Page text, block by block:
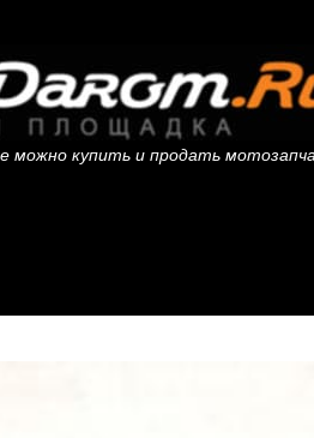
можно купить и продать